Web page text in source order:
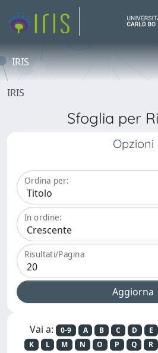
IRIS
IRIS
Sfoglia per
Opzioni
Ordina per:
In ordine:
Risultati/Pagina
Vai a: 0-9 A B C D E
K
L M N O P Q R